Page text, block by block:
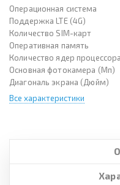
Операционная система
Поддержка LTE (4G)
Количество SIM-карт
Оперативная память
Количество ядер процессора
Основная фотокамера (Мп)
Диагональ экрана (Дюйм)
Все характеристики